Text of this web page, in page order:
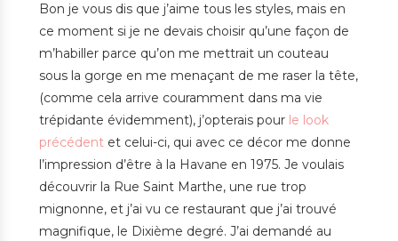
Bon je vous dis que j’aime tous les styles, mais en
ce moment si je ne devais choisir qu’une façon de
m’habiller parce qu’on me mettrait un couteau
sous la gorge en me menaçant de me raser la tête,
(comme cela arrive couramment dans ma vie
trépidante évidemment), j’opterais pour le look
précédent et celui-ci, qui avec ce décor me donne
l’impression d’être à la Havane en 1975. Je voulais
découvrir la Rue Saint Marthe, une rue trop
mignonne, et j’ai vu ce restaurant que j’ai trouvé
magnifique, le Dixième degré. J’ai demandé au